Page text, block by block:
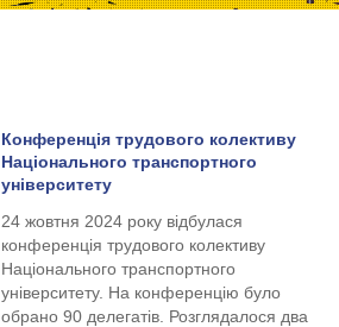
Конференція трудового колективу
Національного транспортного
університету
24 жовтня 2024 року відбулася
конференція трудового колективу
Національного транспортного
університету. На конференцію було
обрано 90 делегатів. Розглядалося два